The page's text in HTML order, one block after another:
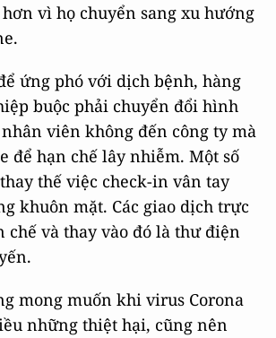
vì họ chuyển sang xu hướng
ứng phó với dịch bệnh, hàng
buộc phải chuyển đổi hình
viên không đến công ty mà
để hạn chế lây nhiễm. Một số
thế việc check-in vân tay
khuôn mặt. Các giao dịch trực
chế và thay vào đó là thư điện
mong muốn khi virus Corona
những thiệt hại, cũng nên